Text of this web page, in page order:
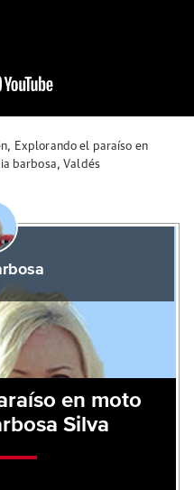
, Explorando el paraíso en
barbosa,Valdés
en moto
Silva